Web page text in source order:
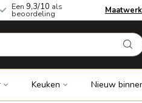
Een 9,3/10 als
beoordeling
Keuken Nieuw